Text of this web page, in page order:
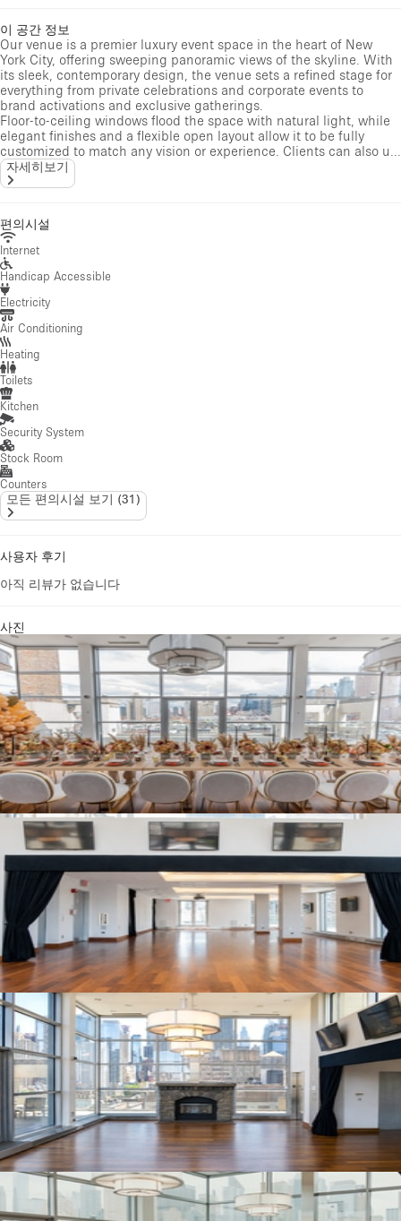
이 공간 정보
Our venue is a premier luxury event space in the heart of New
York City, offering sweeping panoramic views of the skyline. With
its sleek, contemporary design, the venue sets a refined stage for
everything from private celebrations and corporate events to
brand activations and exclusive gatherings.
Floor-to-ceiling windows flood the space with natural light, while
elegant finishes and a flexible open layout allow it to be fully
customized to match any vision or experience. Clients can also u...
자세히보기
편의시설
Internet
Handicap Accessible
Electricity
Air Conditioning
Heating
Toilets
Kitchen
Security System
Stock Room
Counters
모든 편의시설 보기 (31)
사용자 후기
아직 리뷰가 없습니다
사진